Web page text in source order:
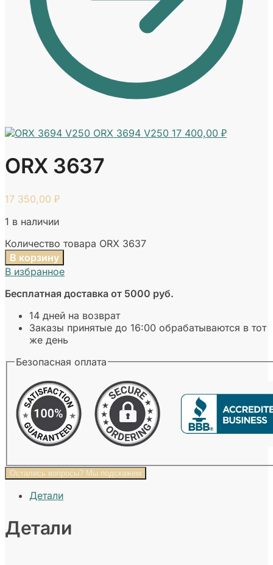
ORX 3694 V250 17 400,00 ₽
ORX 3637
17 350,00 ₽
1 в наличии
Количество товара ORX 3637
В корзину
В избранное
Бесплатная доставка от 5000 руб.
14 дней на возврат
Заказы принятые до 16:00 обрабатываются в тот
же день
Безопасная оплата
Остались вопросы? Мы подскажем
Детали
Детали